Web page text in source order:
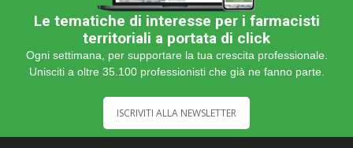
Le tematiche di interesse per i farmacisti
territoriali a portata di click
Ogni settimana, per supportare la tua crescita professionale.
Unisciti a oltre 35.100 professionisti che già ne fanno parte.
ISCRIVITI ALLA NEWSLETTER